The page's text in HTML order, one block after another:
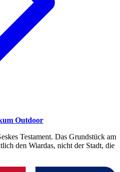
Outdoor
Testament. Das Grundstück am
den Wiardas, nicht der Stadt, die